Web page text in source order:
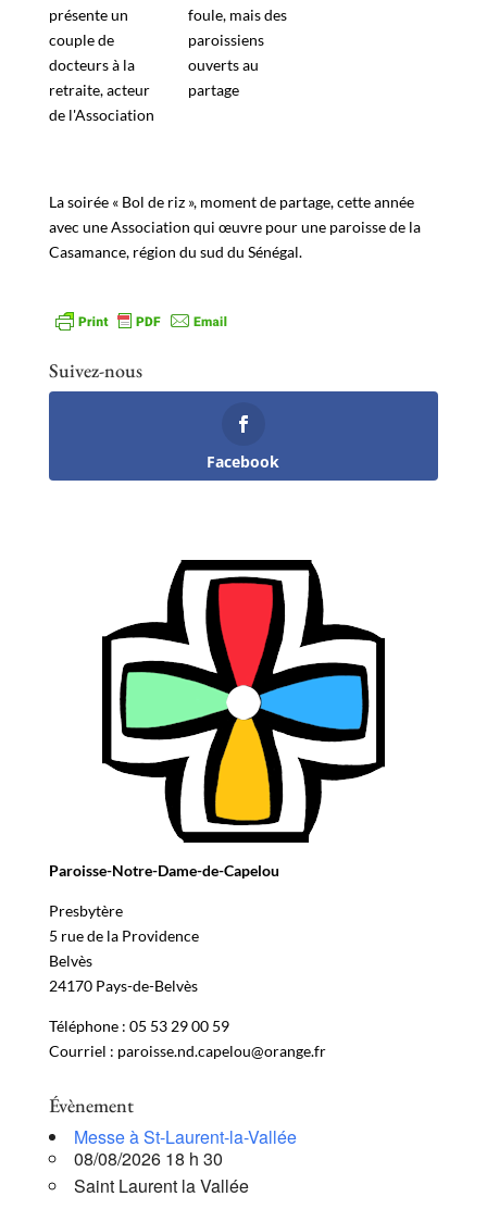
présente un
couple de
docteurs à la
retraite, acteur
de l'Association
foule, mais des
paroissiens
ouverts au
partage
La soirée « Bol de riz », moment de partage, cette année
avec une Association qui œuvre pour une paroisse de la
Casamance, région du sud du Sénégal.
Suivez-nous
Facebook
Paroisse-Notre-Dame-de-Capelou
Presbytère
5 rue de la Providence
Belvès
24170 Pays-de-Belvès
Téléphone : 05 53 29 00 59
Courriel : paroisse.nd.capelou@orange.fr
Évènement
Messe à St-Laurent-la-Vallée
08/08/2026 18 h 30
Saint Laurent la Vallée